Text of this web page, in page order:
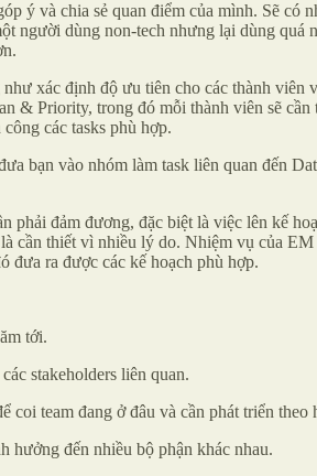
ý và chia sẻ quan điểm của mình. Sẽ có
người dùng non-tech nhưng lại dùng quá
xác định độ ưu tiên cho các thành viên
& Priority, trong đó mỗi thành viên sẽ cần
các tasks phù hợp.
bạn vào nhóm làm task liên quan đến
đảm đương, đặc biệt là việc lên kế
cần thiết vì nhiều lý do. Nhiệm vụ của
đưa ra được các kế hoạch phù hợp.
tới.
stakeholders liên quan.
coi team đang ở đâu và cần phát triển theo
hưởng đến nhiều bộ phận khác nhau.